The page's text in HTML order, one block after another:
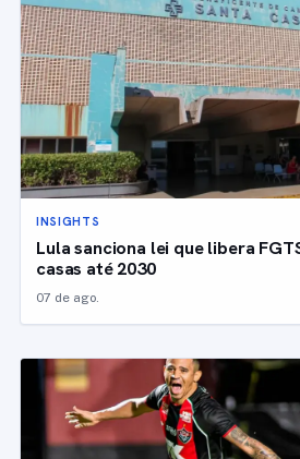
INSIGHTS
Lula sanciona lei que libera
casas até 2030
07 de ago.